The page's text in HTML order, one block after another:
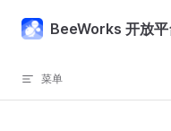
Skip to content
BeeWorks 开放平
菜单